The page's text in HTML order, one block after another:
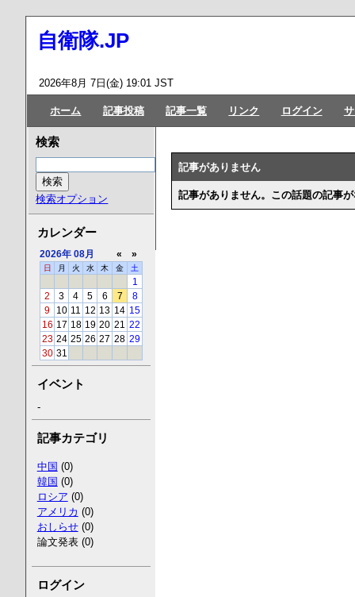
自衛隊.JP
2026年8月 7日(金) 19:01 JST
ホーム 記事投稿 記事一覧 リンク ログイン
記事がありません
記事がありません。この話題の記事
検索
検索オプション
カレンダー
2026年 08月 « »
日 月 火 水 木 金 土
1
2
3 4 5 6 7
8
9
10 11 12 13 14 15
16 17 18 19 20 21
22
23 24 25 26 27 28 29
30 31
イベント
-
記事カテゴリ
中国 (0)
韓国 (0)
ロシア (0)
アメリカ (0)
おしらせ(0)
論文発表 (0)
ログイン